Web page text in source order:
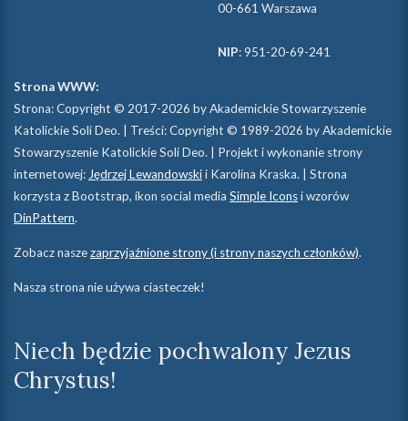
00-661 Warszawa
NIP: 951-20-69-241
Strona WWW:
Strona: Copyright © 2017-2026 by Akademickie Stowarzyszenie
Katolickie Soli Deo. | Treści: Copyright © 1989-2026 by Akademickie
Stowarzyszenie Katolickie Soli Deo. | Projekt i wykonanie strony
internetowej: Jędrzej Lewandowskii Karolina Kraska. | Strona
korzysta z Bootstrap, ikon social media Simple Iconsi wzorów
DinPattern.
Zobacz naszezaprzyjaźnione strony (i strony naszych członków).
Nasza strona nie używa ciasteczek!
Niech będzie pochwalony Jezus
Chrystus!